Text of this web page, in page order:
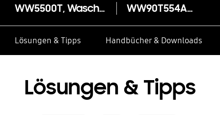
WW5500T, Waschmaschine, AddWash™, 9 kg WW90T554AAW
Lösungen & Tipps Handbücher & Downloads
Lösungen & Tipps